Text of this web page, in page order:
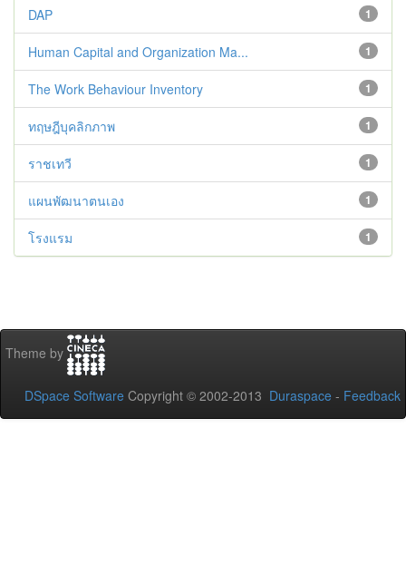
1
DAP
1
Human Capital and Organization Ma...
1
The Work Behaviour Inventory
1
ทฤษฎีบุคลิกภาพ
1
ราชเทวี
1
แผนพัฒนาตนเอง
1
โรงแรม
Theme by
DSpace Software Copyright © 2002-2013 Duraspace - Feedback